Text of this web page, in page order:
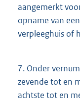
aangemerkt
opname van
verpleeghuis of
7. Onder
zevende tot en
achtste tot en